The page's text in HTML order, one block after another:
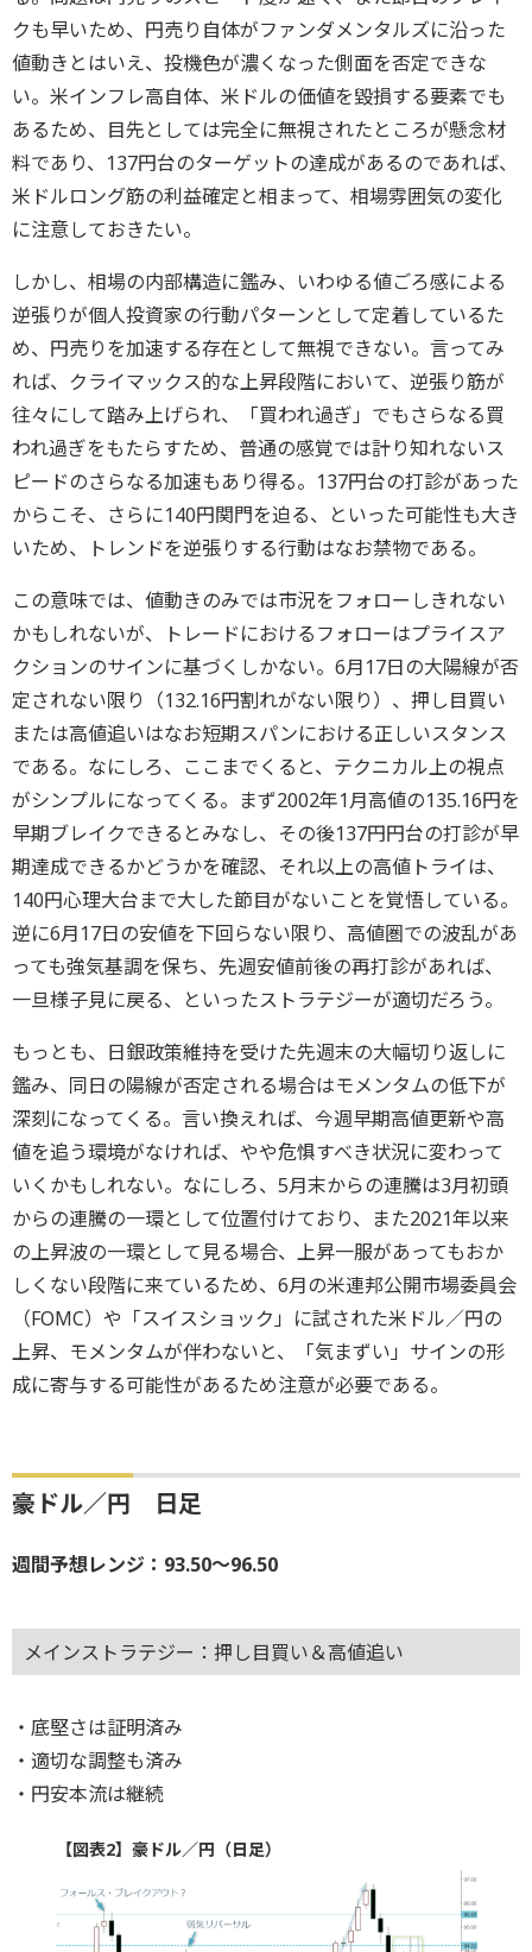
クも早いため、円売り自体がファンダメンタルズに沿った
値動きとはいえ、投機色が濃くなった側面を否定できな
い。米インフレ高自体、米ドルの価値を毀損する要素でも
あるため、目先としては完全に無視されたところが懸念材
料であり、137円台のターゲットの達成があるのであれば、
米ドルロング筋の利益確定と相まって、相場雰囲気の変化
に注意しておきたい。
しかし、相場の内部構造に鑑み、いわゆる値ごろ感による
逆張りが個人投資家の行動パターンとして定着しているた
め、円売りを加速する存在として無視できない。言ってみ
れば、クライマックス的な上昇段階において、逆張り筋が
往々にして踏み上げられ、「買われ過ぎ」でもさらなる買
われ過ぎをもたらすため、普通の感覚では計り知れないス
ピードのさらなる加速もあり得る。137円台の打診があった
からこそ、さらに140円関門を迫る、といった可能性も大き
いため、トレンドを逆張りする行動はなお禁物である。
この意味では、値動きのみでは市況をフォローしきれない
かもしれないが、トレードにおけるフォローはプライスア
クションのサインに基づくしかない。6月17日の大陽線が否
定されない限り（132.16円割れがない限り）、押し目買い
または高値追いはなお短期スパンにおける正しいスタンス
である。なにしろ、ここまでくると、テクニカル上の視点
がシンプルになってくる。まず2002年1月高値の135.16円を
早期ブレイクできるとみなし、その後137円円台の打診が早
期達成できるかどうかを確認、それ以上の高値トライは、
140円心理大台まで大した節目がないことを覚悟している。
逆に6月17日の安値を下回らない限り、高値圏での波乱があ
っても強気基調を保ち、先週安値前後の再打診があれば、
一旦様子見に戻る、といったストラテジーが適切だろう。
もっとも、日銀政策維持を受けた先週末の大幅切り返しに
鑑み、同日の陽線が否定される場合はモメンタムの低下が
深刻になってくる。言い換えれば、今週早期高値更新や高
値を追う環境がなければ、やや危惧すべき状況に変わって
いくかもしれない。なにしろ、5月末からの連騰は3月初頭
からの連騰の一環として位置付けており、また2021年以来
の上昇波の一環として見る場合、上昇一服があってもおか
しくない段階に来ているため、6月の米連邦公開市場委員会
（FOMC）や「スイスショック」に試された米ドル／円の
上昇、モメンタムが伴わないと、「気まずい」サインの形
成に寄与する可能性があるため注意が必要である。
豪ドル／円 日足
週間予想レンジ：93.50～96.50
メインストラテジー：押し目買い＆高値追い
・底堅さは証明済み
・適切な調整も済み
・円安本流は継続
【図表2】豪ドル／円（日足）